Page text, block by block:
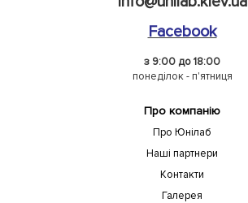
Facebook
з 9:00 до 18:00
понеділок - п'ятниця
Про компанію
Про Юнілаб
Наші партнери
Контакти
Галерея